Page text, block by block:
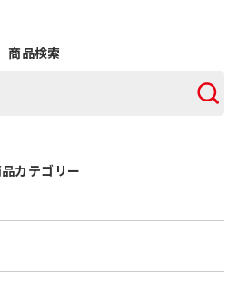
商品検索
カテゴリー